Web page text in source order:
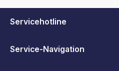
Servicehotline
Service-Navigation